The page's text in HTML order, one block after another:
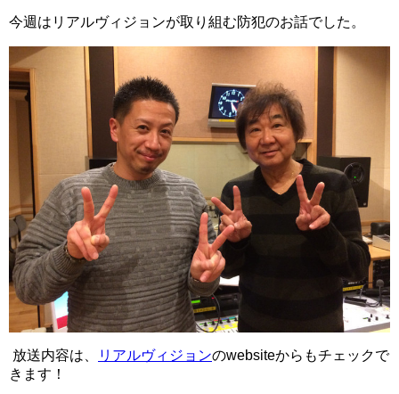
今週はリアルヴィジョンが取り組む防犯のお話でした。
放送内容は、 リアルヴィジョンのwebsiteからもチェックで
きます！